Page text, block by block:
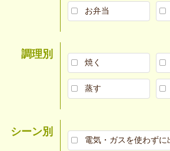
お弁当
調理別
焼く
蒸す
シーン別
電気・ガスを使わず